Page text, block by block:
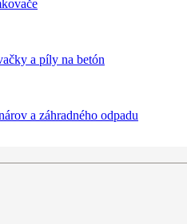
a píly na betón
a záhradného odpadu